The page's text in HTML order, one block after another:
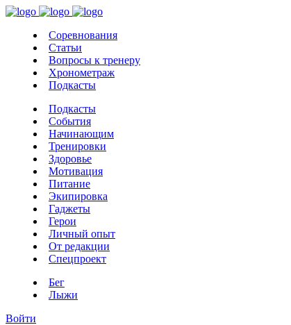
Соревнования
Статьи
Вопросы к тренеру
Хронометраж
Подкасты
Подкасты
События
Начинающим
Тренировки
Здоровье
Мотивация
Питание
Экипировка
Гаджеты
Герои
Личный опыт
От редакции
Спецпроект
Бег
Лыжи
Войти